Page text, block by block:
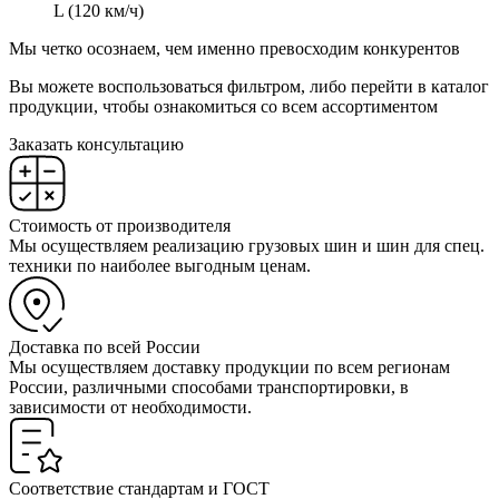
L (120 км/ч)
Мы четко осознаем, чем именно превосходим конкурентов
Вы можете воспользоваться фильтром, либо перейти в каталог
продукции, чтобы ознакомиться со всем ассортиментом
Заказать консультацию
Стоимость от производителя
Мы осуществляем реализацию грузовых шин и шин для спец.
техники по наиболее выгодным ценам.
Доставка по всей России
Мы осуществляем доставку продукции по всем регионам
России, различными способами транспортировки, в
зависимости от необходимости.
Соответствие стандартам и ГОСТ